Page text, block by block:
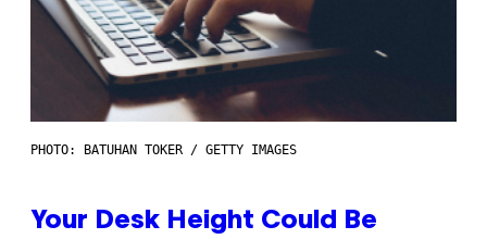
PHOTO: BATUHAN TOKER / GETTY IMAGES
Your Desk Height Could Be